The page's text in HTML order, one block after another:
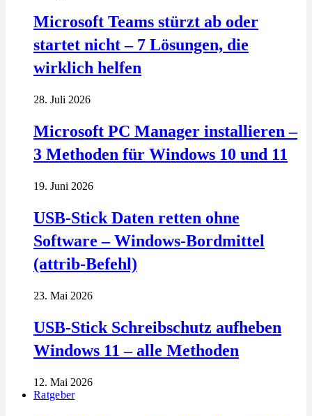
Microsoft Teams stürzt ab oder
startet nicht – 7 Lösungen, die
wirklich helfen
28. Juli 2026
Microsoft PC Manager installieren –
3 Methoden für Windows 10 und 11
19. Juni 2026
USB-Stick Daten retten ohne
Software – Windows-Bordmittel
(attrib-Befehl)
23. Mai 2026
USB-Stick Schreibschutz aufheben
Windows 11 – alle Methoden
12. Mai 2026
Ratgeber